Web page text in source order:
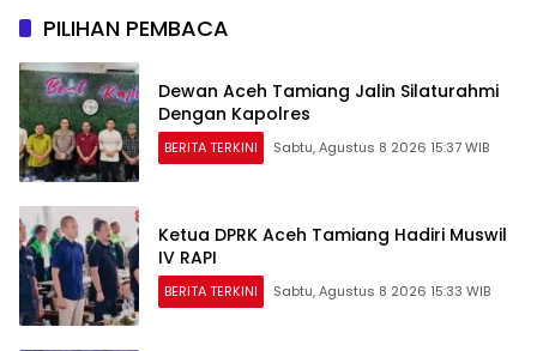
PILIHAN PEMBACA
Dewan Aceh Tamiang Jalin Silaturahmi
Dengan Kapolres
BERITA TERKINI Sabtu, Agustus 8 2026 15:37 WIB
Ketua DPRK Aceh Tamiang Hadiri Muswil
IV RAPI
BERITA TERKINI Sabtu, Agustus 8 2026 15:33 WIB